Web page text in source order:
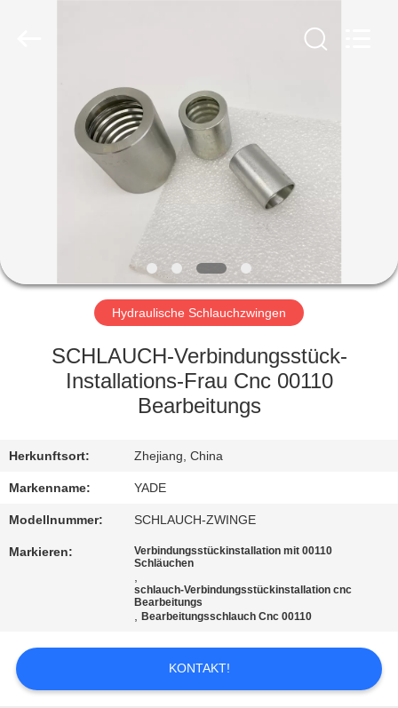
PRODUKTE
FABRIK-
AUSFLUG
QUALITÄTSKONTROLLE
SIE
MIT
UNS
IN
VERBINDUNG
SIE
EIN
Hydraulische Schlauchzwingen
SCHLAUCH-Verbindungsstück-
Installations-Frau Cnc 00110
Bearbeitungs
Herkunftsort: Zhejiang, China
Markenname: YADE
Modellnummer: SCHLAUCH-ZWINGE
Markieren:
Verbindungsstückinstallation mit 00110
Schläuchen
,
schlauch-Verbindungsstückinstallation cnc
Bearbeitungs
,Bearbeitungsschlauch Cnc 00110
KONTAKT!